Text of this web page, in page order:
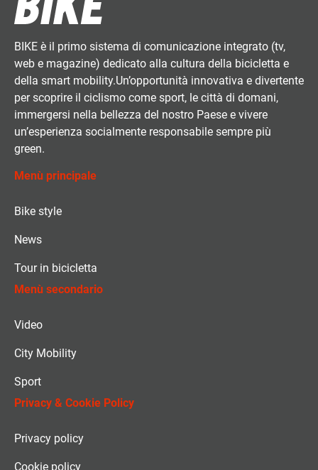
BIKE è il primo sistema di comunicazione integrato (tv,
web e magazine) dedicato alla cultura della bicicletta e
della smart mobility.Un’opportunità innovativa e divertente
per scoprire il ciclismo come sport, le città di domani,
immergersi nella bellezza del nostro Paese e vivere
un’esperienza socialmente responsabile sempre più
green.
Menù principale
Bike style
News
Tour in bicicletta
Menù secondario
Video
City Mobility
Sport
Privacy & Cookie Policy
Privacy policy
Cookie policy